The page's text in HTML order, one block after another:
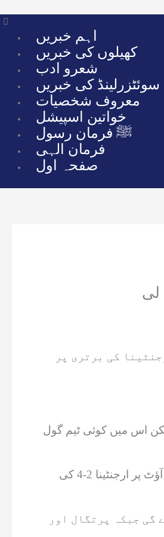
to
content
Menu
اہم خبریں
کھیلوں کی خبریں
شعرو ادب
سوئٹزرلینڈ کی خبریں
معروف شخصیات
خواتین اسپیشل
ﷺ فرمان رسول
فرمان الہی
صفحہ اول
لی
حاصل کی، پہلا ہاف ارجنٹینا کی برتری پر
اس میں کوئی ٹیم گول
ارجنٹینا کے لیون میسی کی کک گول پوسٹ سے ٹکرا گئی لیکن ارجنٹینا کے گول کیپر نے حریف ٹیم کی دو پنالٹی ککس روکیں ۔شوٹ آؤٹ پر ارجنٹینا 2-4 کی
گی جبکہ پرتگال اور